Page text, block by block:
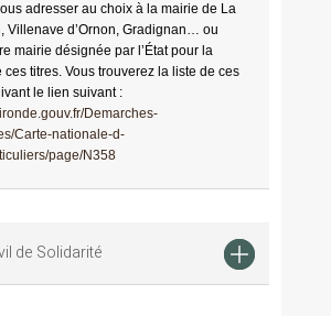
adresser au choix à la mairie de La
Villenave d’Ornon, Gradignan… ou
mairie désignée par l’État pour la
titres. Vous trouverez la liste de ces
le lien suivant :
Demarches-
Carte-nationale-d-
page/N358
de Solidarité